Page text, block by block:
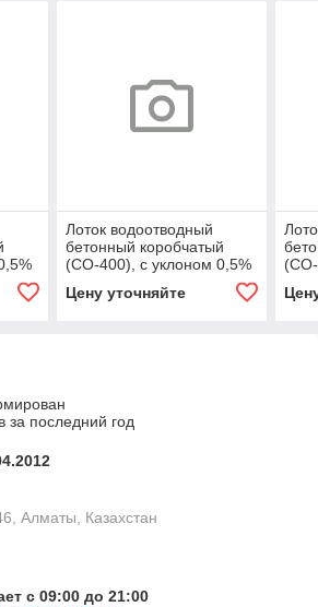
Лоток водоотводный
бетонный коробчатый
(СО-400), с уклоном 0,5%
КUу 100.54(40).55,5(47,5)
- BGМ, № 21
Цену уточняйте
(СО-
-
за последний год
Алматы, Казахстан
с 09:00 до 21:00